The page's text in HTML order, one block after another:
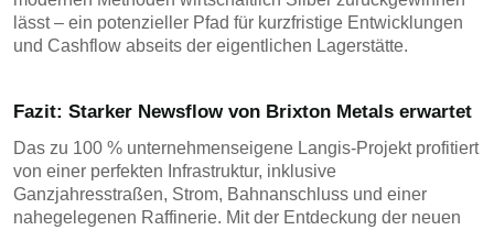
lässt – ein potenzieller Pfad für kurzfristige Entwicklungen
und Cashflow abseits der eigentlichen Lagerstätte.
Fazit: Starker Newsflow von Brixton Metals erwartet
Das zu 100 % unternehmenseigene Langis-Projekt profitiert
von einer perfekten Infrastruktur, inklusive
Ganzjahresstraßen, Strom, Bahnanschluss und einer
nahegelegenen Raffinerie. Mit der Entdeckung der neuen